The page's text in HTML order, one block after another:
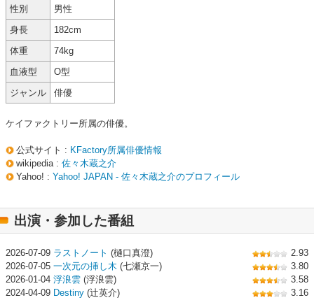
性別
男性
身長
182cm
体重
74kg
血液型
O型
ジャンル
俳優
ケイファクトリー所属の俳優。
公式サイト : KFactory所属俳優情報
wikipedia : 佐々木蔵之介
Yahoo! : Yahoo! JAPAN - 佐々木蔵之介のプロフィール
出演・参加した番組
2026-07-09 ラストノート (樋口真澄)
2.93
2026-07-05 一次元の挿し木 (七瀬京一)
3.80
2026-01-04 浮浪雲 (浮浪雲)
3.58
2024-04-09 Destiny (辻英介)
3.16